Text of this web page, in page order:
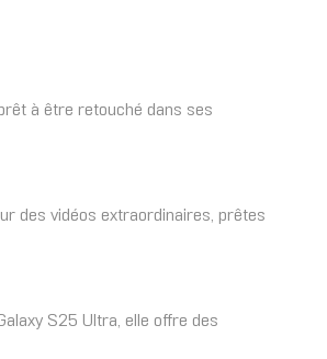
à être retouché dans ses
des vidéos extraordinaires, prêtes
S25 Ultra, elle offre des